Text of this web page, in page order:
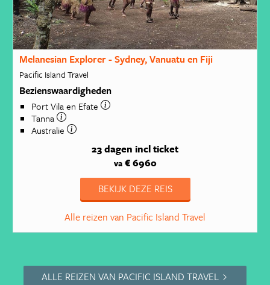
Melanesian Explorer - Sydney, Vanuatu en Fiji
Pacific Island Travel
Bezienswaardigheden
Port Vila en Efate
Tanna
Australie
23 dagen incl ticket
va€ 6960
BEKIJK DEZE REIS
Alle reizen van Pacific Island Travel
ALLE REIZEN VAN PACIFIC ISLAND TRAVEL